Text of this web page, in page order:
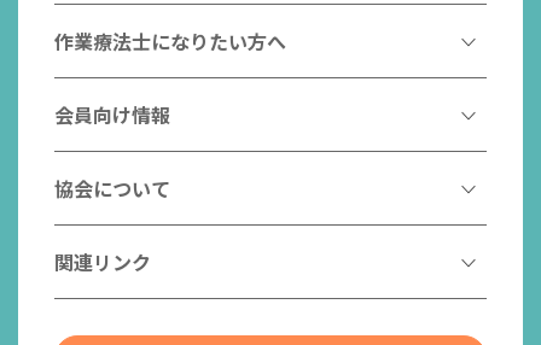
作業療法とは
作業療法士とは
はたらく作業療法士
作業療法士のスゴ技
作業療法士の支援を受ける
チームの中で活躍する作業療法士
作業療法士になりたい方へ
作業療法士になるには
作業療法士として活躍する先輩
こんなところで活躍！作業療法士
作業療法士養成校一覧
入会案内
会員向け情報
協会からのお知らせ
研修会一覧
日本作業療法学会
協会について
会長挨拶
社員名簿
関連リンク